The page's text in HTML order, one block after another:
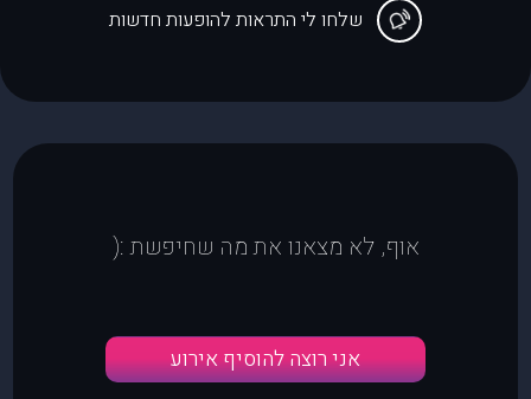
שלחו לי התראות להופעות חדשות
אוף, לא מצאנו את מה שחיפשת :(
אני רוצה להוסיף אירוע